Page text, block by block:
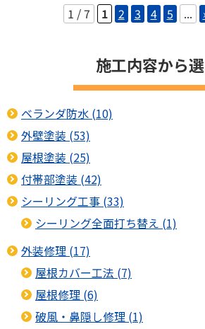
1 / 7 1 2 3 4 5 ...
施工内容から
ベランダ防水 (10)
外壁塗装 (53)
屋根塗装 (25)
付帯部塗装 (42)
シーリング工事 (33)
シーリング全面打ち替え (1)
外装修理 (17)
屋根カバー工法 (7)
屋根修理 (6)
破風・鼻隠し修理 (1)